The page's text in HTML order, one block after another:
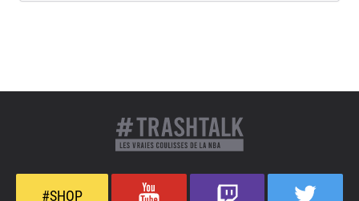
#SHOP